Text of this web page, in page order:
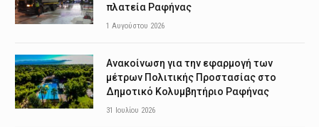
πλατεία Ραφήνας
1 Αυγούστου 2026
Ανακοίνωση για την εφαρμογή των
μέτρων Πολιτικής Προστασίας στο
Δημοτικό Κολυμβητήριο Ραφήνας
31 Ιουλίου 2026